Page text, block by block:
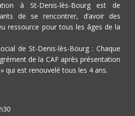
à St-Denis-lès-Bourg est de
de se rencontrer, d’avoir des
ressource pour tous les âges de la
de St-Denis-lès-Bourg : Chaque
de la CAF après présentation
qui est renouvelé tous les 4 ans.